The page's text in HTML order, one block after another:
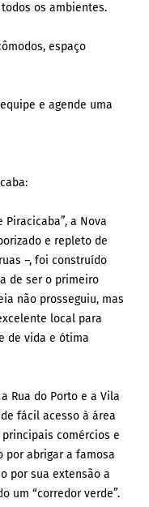
os ambientes.
espaço
e agende uma
a Nova
e repleto de
–, foi construído
de ser o primeiro
não prosseguiu, mas
local para
de vida e ótima
Rua do Porto e a Vila
fácil acesso à área
comércios e
por abrigar a famosa
por sua extensão a
um “corredor verde”.